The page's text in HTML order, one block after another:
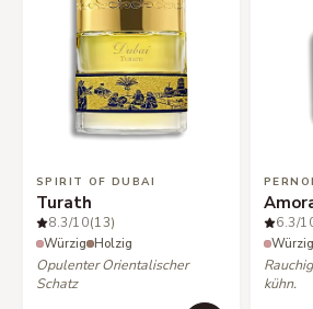
SPIRIT OF DUBAI
Turath
8.3/10(13)
Würzig Holzig
Opulenter Orientalischer
Schatz
6.3/
Würzig
kühn.